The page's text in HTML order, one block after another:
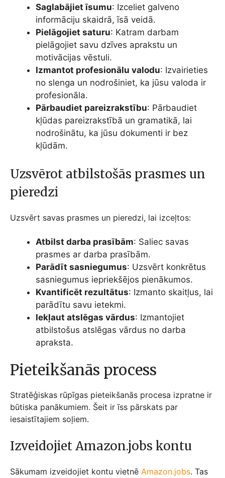
Saglabājiet īsumu: Izceliet galveno
informāciju skaidrā, īsā veidā.
Pielāgojiet saturu: Katram darbam
pielāgojiet savu dzīves aprakstu un
motivācijas vēstuli.
Izmantot profesionālu valodu: Izvairieties
no slenga un nodrošiniet, ka jūsu valoda ir
profesionāla.
Pārbaudiet pareizrakstību: Pārbaudiet
kļūdas pareizrakstībā un gramatikā, lai
nodrošinātu, ka jūsu dokumenti ir bez
kļūdām.
Uzsvērot atbilstošās prasmes un
pieredzi
Uzsvērt savas prasmes un pieredzi, lai izceļtos:
Atbilst darba prasībām: Saliec savas
prasmes ar darba prasībām.
Parādīt sasniegumus: Uzsvērt konkrētus
sasniegumus iepriekšējos pienākumos.
Kvantificēt rezultātus: Izmanto skaitļus, lai
parādītu savu ietekmi.
Iekļaut atslēgas vārdus: Izmantojiet
atbilstošus atslēgas vārdus no darba
apraksta.
Pieteikšanās process
Stratēģiskas rūpīgas pieteikšanās procesa izpratne ir
būtiska panākumiem. Šeit ir īss pārskats par
iesaistītajiem soļiem.
Izveidojiet Amazon.jobs kontu
Sākumam izveidojiet kontu vietnē Amazon.jobs. Tas